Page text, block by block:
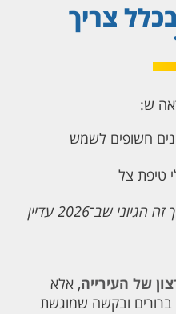
צריך
ש:
חשופים לשמש
טיפת צל
איך זה הגיוני שב־2026 עדיין
של העירייה, אלא
ברורים ובקשה שמוגשת